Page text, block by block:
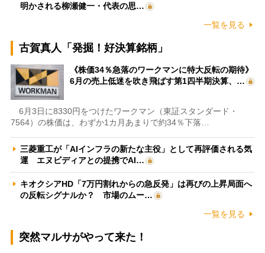
明かされる柳瀬健一・代表の思…
一覧を見る
古賀真人「発掘！好決算銘柄」
《株価34％急落のワークマンに特大反転の期待》
6月の売上低迷を吹き飛ばす第1四半期決算、…
6月3日に8330円をつけたワークマン（東証スタンダード・
7564）の株価は、わずか1カ月あまりで約34％下落…
三菱重工が「AIインフラの新たな主役」として再評価される気
運 エヌビディアとの提携でAI…
キオクシアHD「7万円割れからの急反発」は再びの上昇局面へ
の反転シグナルか？ 市場のムー…
一覧を見る
突然マルサがやって来た！